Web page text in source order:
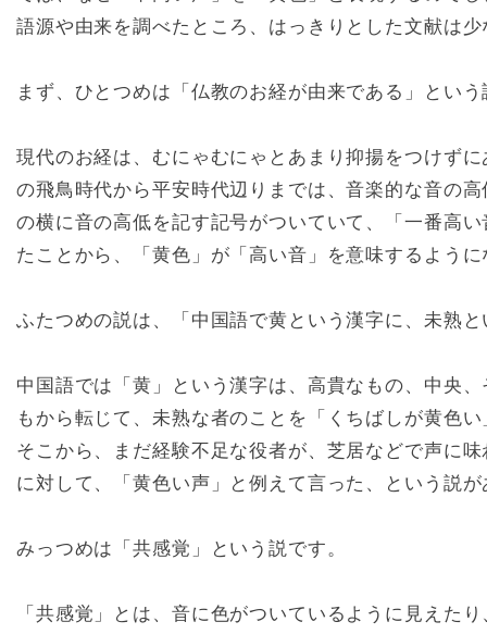
語源や由来を調べたところ、はっきりとした文献は
まず、ひとつめは「仏教のお経が由来である」という
現代のお経は、むにゃむにゃとあまり抑揚をつけず
の飛鳥時代から平安時代辺りまでは、音楽的な音の
の横に音の高低を記す記号がついていて、「一番高
たことから、「黄色」が「高い音」を意味するよう
ふたつめの説は、「中国語で黄という漢字に、未熟
中国語では「黄」という漢字は、高貴なもの、中央
もから転じて、未熟な者のことを「くちばしが黄色
そこから、まだ経験不足な役者が、芝居などで声に
に対して、「黄色い声」と例えて言った、という説
みっつめは「共感覚」という説です。
「共感覚」とは、音に色がついているように見えた